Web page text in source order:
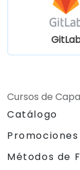
Cursos de
Catálogo
Promociones
Métodos de